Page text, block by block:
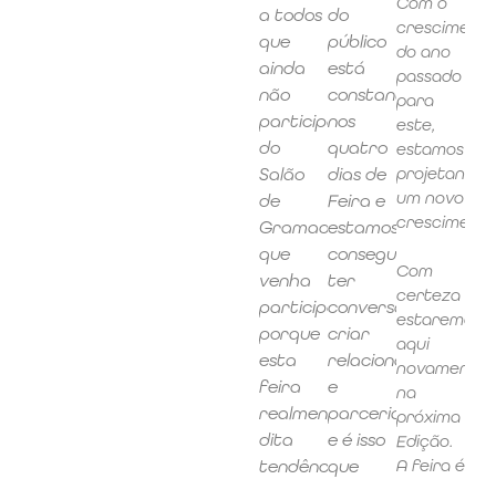
a todos
que
ainda
não
participaram
do
Salão
de
Gramado
que
venha
participar,
porque
esta
feira
realmente
dita
tendências."
do
público
está
constante
nos
quatro
dias de
Feira e
estamos
conseguindo
ter
conversão,
criar
relacionamentos
e
parcerias,
e é isso
que
do ano
passado
para
este,
estamos
projetando
um novo
Com
certeza
estaremos
aqui
novamente
na
próxima
Edição.
A feira é